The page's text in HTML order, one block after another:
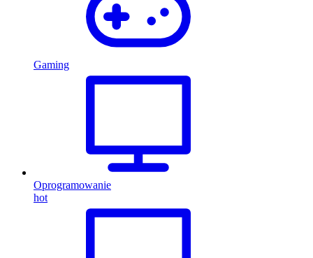
Gaming
Oprogramowanie
hot